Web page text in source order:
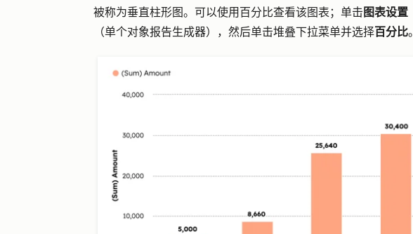
被称为垂直柱形图。可以使用百分比查看该图表；单击 图表设置
（单个对象报告生成器），然后单击堆叠下拉菜单并选择百分比。